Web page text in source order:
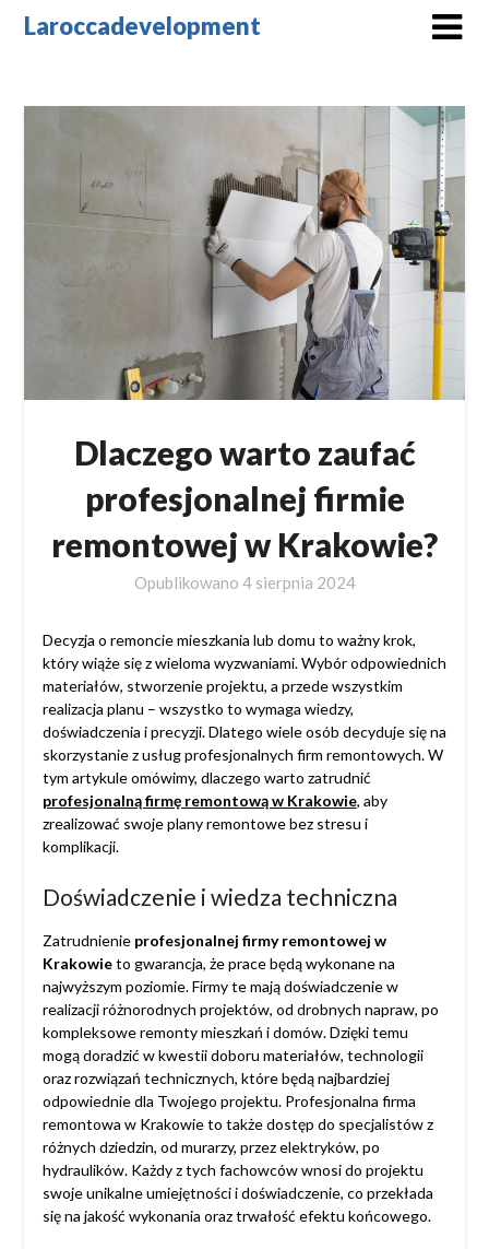
SkipLaroccadevelopment
Dlaczego warto zaufać
profesjonalnej firmie
remontowej w Krakowie?
Opublikowano 4 sierpnia 2024
Decyzja o remoncie mieszkania lub domu to ważny krok,
który wiąże się z wieloma wyzwaniami. Wybór odpowiednich
materiałów, stworzenie projektu, a przede wszystkim
realizacja planu – wszystko to wymaga wiedzy,
doświadczenia i precyzji. Dlatego wiele osób decyduje się na
skorzystanie z usług profesjonalnych firm remontowych. W
tym artykule omówimy, dlaczego warto zatrudnić
profesjonalną firmę remontową w Krakowie, aby
zrealizować swoje plany remontowe bez stresu i
komplikacji.
Doświadczenie i wiedza techniczna
Zatrudnienieprofesjonalnej firmy remontowej w
Krakowieto gwarancja, że prace będą wykonane na
najwyższym poziomie. Firmy te mają doświadczenie w
realizacji różnorodnych projektów, od drobnych napraw, po
kompleksowe remonty mieszkań i domów. Dzięki temu
mogą doradzić w kwestii doboru materiałów, technologii
oraz rozwiązań technicznych, które będą najbardziej
odpowiednie dla Twojego projektu. Profesjonalna firma
remontowa w Krakowie to także dostęp do specjalistów z
różnych dziedzin, od murarzy, przez elektryków, po
hydraulików. Każdy z tych fachowców wnosi do projektu
swoje unikalne umiejętności i doświadczenie, co przekłada
się na jakość wykonania oraz trwałość efektu końcowego.